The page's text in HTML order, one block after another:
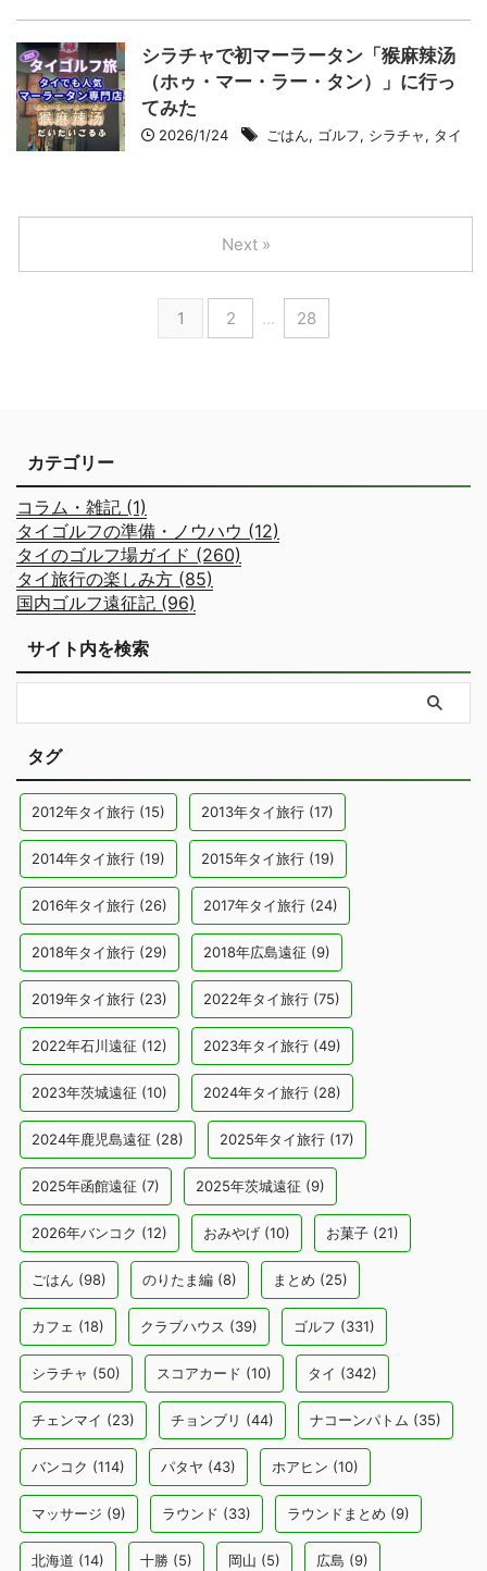
シラチャで初マーラータン「猴麻辣汤
（ホゥ・マー・ラー・タン）」に行っ
てみた
2026/1/24 ごはん, ゴルフ, シラチャ, タイ
1 2 … 28
Next »
カテゴリー
コラム・雑記 (1)
タイゴルフの準備・ノウハウ (12)
タイのゴルフ場ガイド (260)
タイ旅行の楽しみ方 (85)
国内ゴルフ遠征記 (96)
サイト内を検索
タグ
2012年タイ旅行 (15) 2013年タイ旅行 (17)
2014年タイ旅行 (19) 2015年タイ旅行 (19)
2016年タイ旅行 (26) 2017年タイ旅行 (24)
2018年タイ旅行 (29) 2018年広島遠征 (9)
2019年タイ旅行 (23) 2022年タイ旅行 (75)
2022年石川遠征 (12) 2023年タイ旅行 (49)
2023年茨城遠征 (10) 2024年タイ旅行 (28)
2024年鹿児島遠征 (28) 2025年タイ旅行 (17)
2025年函館遠征 (7) 2025年茨城遠征 (9)
2026年バンコク (12) おみやげ (10) お菓子 (21)
ごはん (98) のりたま編 (8) まとめ (25)
カフェ (18) クラブハウス (39) ゴルフ (331)
シラチャ (50) スコアカード (10) タイ (342)
チェンマイ (23) チョンブリ (44) ナコーンパトム (35)
バンコク (114) パタヤ (43) ホアヒン (10)
マッサージ (9) ラウンド (33) ラウンドまとめ (9)
北海道 (14) 十勝 (5) 岡山 (5) 広島 (9)